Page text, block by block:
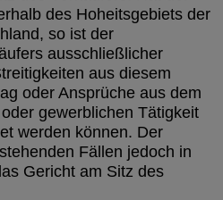
des Hoheitsgebiets der
so ist der
ausschließlicher
aus diesem
oder Ansprüche aus dem
gewerblichen Tätigkeit
werden können. Der
Fällen jedoch in
Gericht am Sitz des